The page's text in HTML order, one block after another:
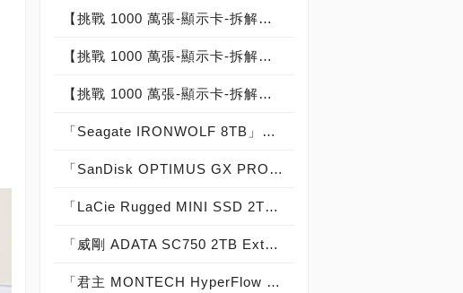
【挑戰 1000 萬張-顯示卡-拆解記錄：000-000-004】華碩 ASUS TUF Gaming GeForce RTX 5090 32GB GDDR7：台灣代理商聯強公司貨：中國製造 Made In China
【挑戰 1000 萬張-顯示卡-拆解記錄：000-000-003】微星 MSI GEFORCE RTX 5090 GAMING TRIO OC：台灣代理商建達公司貨：台灣製造 Made In Taiwan
【挑戰 1000 萬張-顯示卡-拆解記錄：000-000-002】技嘉 GIGABYTE GEFORCE RTX 5090 GAMING OC 32G：台灣代理商青雲公司貨：台灣製造 Made In Taiwan
「Seagate IRONWOLF 8TB」實測開箱，「5,400轉」那嘶狼「節省電力 48％ 噪音減少 18％ 抗震提升 12％」NAS專用硬碟機首選！
「SanDisk OPTIMUS GX PRO 8100 SSD 2TB」實測開箱，「14,900 MB/s俱樂部」史上最強「第四代 PCIe 5.0 SSD」高效能低功耗固態硬碟！
「LaCie Rugged MINI SSD 2TB」實測開箱，「USB 3.2 Gen 2x2 穩固精悍」20Gbps 外接式固態硬碟專業首選！
「威剛 ADATA SC750 2TB External SSD」實測開箱，USB 3.2 Gen2 10Gb/s 免傳輸線「袖珍便攜」高效能外接式固態硬碟！
「君主 MONTECH HyperFlow Digital 360」實測開箱，「TDP：360 W 解熱能力」數位顯示即時監控「Intel LGA 1700/1851與AMD AM4/AM5主流平台全支援」高性價比 CPU一體式水冷散熱器！